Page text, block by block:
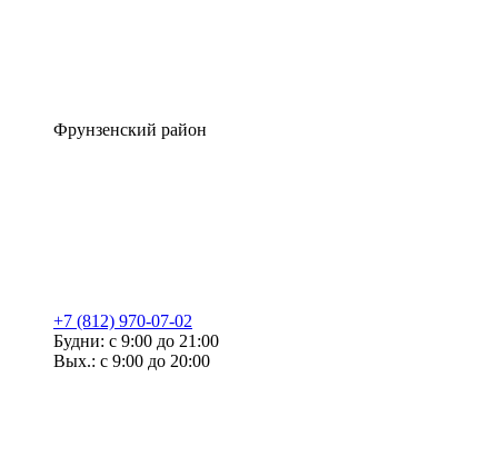
Фрунзенский район
+7 (812) 970-07-02
Будни: с 9:00 до 21:00
Вых.: с 9:00 до 20:00